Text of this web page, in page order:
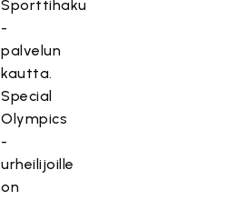
Sporttihaku
-
palvelun
kautta.
Special
Olympics
-
urheilijoille
on